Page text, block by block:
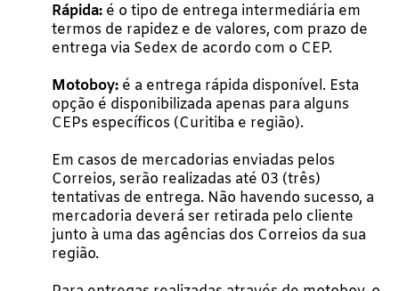
Rápida: é o tipo de entrega intermediária em
termos de rapidez e de valores, com prazo de
entrega via Sedex de acordo com o CEP.
Motoboy: é a entrega rápida disponível. Esta
opção é disponibilizada apenas para alguns
CEPs específicos (Curitiba e região).
Em casos de mercadorias enviadas pelos
Correios, serão realizadas até 03 (três)
tentativas de entrega. Não havendo sucesso, a
mercadoria deverá ser retirada pelo cliente
junto à uma das agências dos Correios da sua
região.